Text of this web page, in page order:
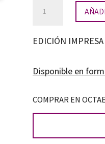
La
d’El
de
l’Educació.
EDICIÓN IMPRESA
Disponible en
COMPRAR EN